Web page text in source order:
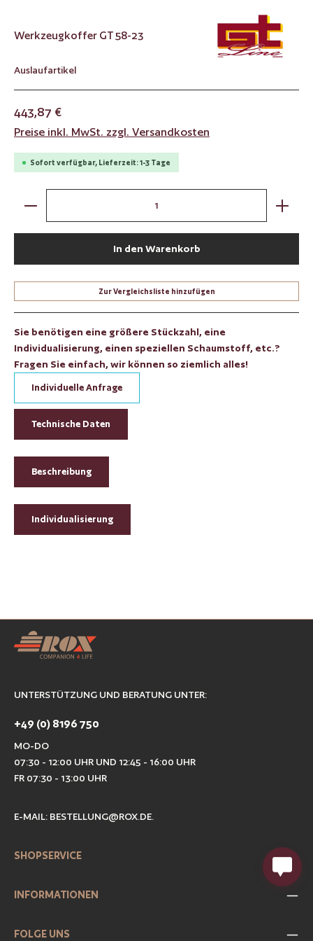
Werkzeugkoffer GT 58-23
Auslaufartikel
443,87 €
Preise inkl. MwSt. zzgl. Versandkosten
Sofort verfügbar, Lieferzeit: 1-3 Tage
Produkt Anzahl: Gib den gewünschten Wert ein oder
In den Warenkorb
Zur Vergleichsliste hinzufügen
Sie benötigen eine größere Stückzahl, eine
Individualisierung, einen speziellen Schaumstoff, etc.?
Fragen Sie einfach, wir können so ziemlich alles!
Individuelle Anfrage
Technische Daten
Beschreibung
Individualisierung
UNTERSTÜTZUNG UND BERATUNG UNTER:
+49 (0) 8196 750
MO-DO
07:30 - 12:00 UHR UND 12:45 - 16:00 UHR
FR 07:30 - 13:00 UHR
E-MAIL: BESTELLUNG@ROX.DE.
SHOPSERVICE
INFORMATIONEN
FOLGE UNS